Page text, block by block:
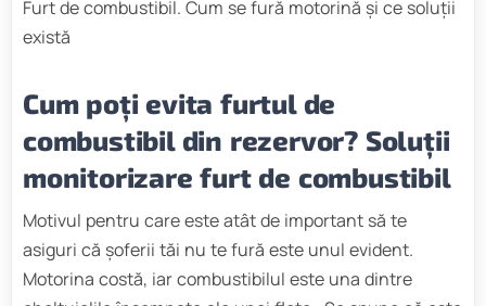
Furt de combustibil. Cum se fură motorină și ce soluții
există
Cum poți evita furtul de
combustibil din rezervor? Soluții
monitorizare furt de combustibil
Motivul pentru care este atât de important să te
asiguri că șoferii tăi nu te fură este unul evident.
Motorina costă, iar combustibilul este una dintre